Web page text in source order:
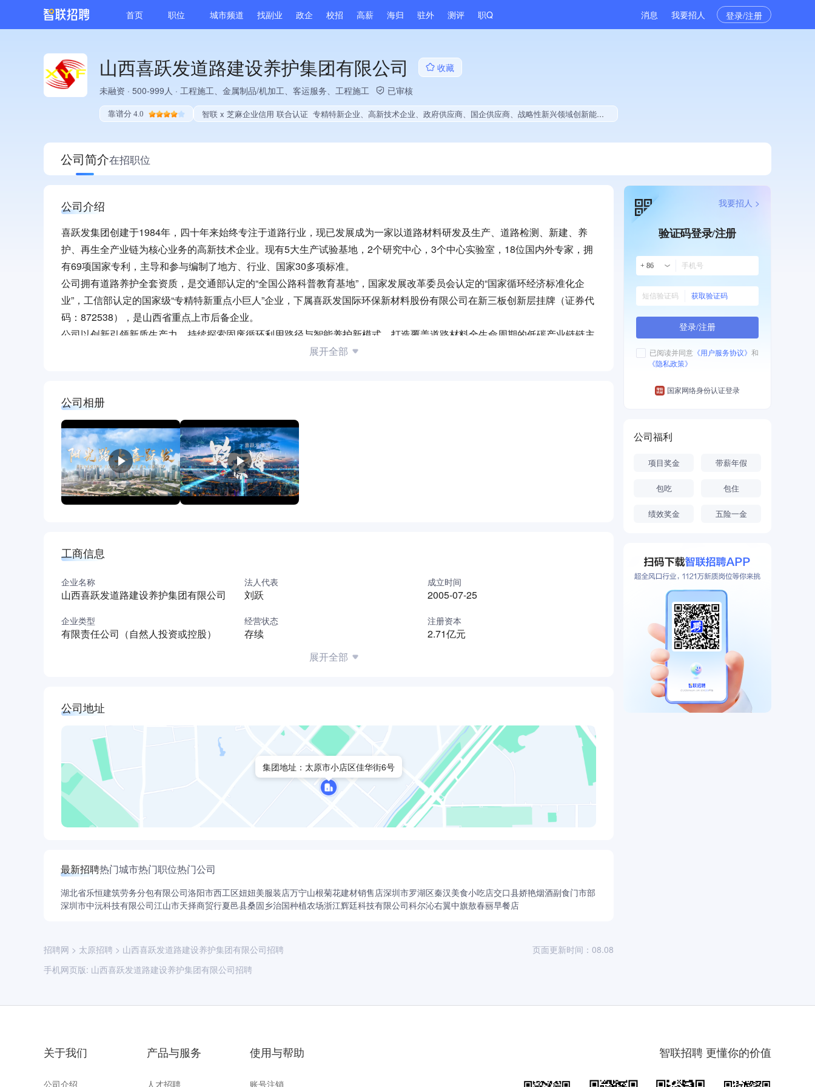
首页 职位 城市频道 找副业 政企 校招 高薪 海归 驻外 测评 职Q 消息 我要招人 登录/注册
山西喜跃发道路建设养护集团有限公司
收藏
未融资 · 500-999人 · 工程施工、金属制品/机加工、客运服务、工程施工 已审核
靠谱分 4.0 智联 x 芝麻企业信用 联合认证 专精特新企业、高新技术企业、政府供应商、国企供应商、战略性新兴领域创新能力、绝对控股6家公司、薪资水平全省同行前10%、多产业布局、拥有节能环保技术、拥有自主品牌、拥有发明专利、专利授权量同领域前50%、技术布局行业领先、经营年限全国同行前5%、集团核心成员、权威管理体系认证、大学生就业贡献、2025年公开项目中标、拥有绿色资质、拥有工艺创新能力、拥有美术作品
公司简介在招职位
公司介绍
喜跃发集团创建于1984年，四十年来始终专注于道路行业，现已发展成为一家以道路材料研发及生产、道路检测、新建、养
护、再生全产业链为核心业务的高新技术企业。现有5大生产试验基地，2个研究中心，3个中心实验室，18位国内外专家，拥
有69项国家专利，主导和参与编制了地方、行业、国家30多项标准。
公司拥有道路养护全套资质，是交通部认定的“全国公路科普教育基地”，国家发展改革委员会认定的“国家循环经济标准化企
业”，工信部认定的国家级“专精特新重点小巨人”企业，下属喜跃发国际环保新材料股份有限公司在新三板创新层挂牌（证券代
码：872538），是山西省重点上市后备企业。
公司以创新引领新质生产力，持续探索固废循环利用路径与智能养护新模式，打造覆盖道路材料全生命周期的低碳产业链链主
企业。为了实现“百厂千站”的战略版图，携手打造道路养护行业的共赢生态圈，现面向全国诚邀社会各界精英人才的加盟。
展开全部
公司相册
工商信息
企业名称
山西喜跃发道路建设养护集团有限公司
法人代表
刘跃
成立时间
2005-07-25
企业类型
有限责任公司（自然人投资或控股）
经营状态
存续
注册资本
2.71亿元
展开全部
公司地址
集团地址：太原市小店区佳华街6号
最新招聘热门城市热门职位热门公司
湖北省乐恒建筑劳务分包有限公司洛阳市西工区妞妞美服装店万宁山根菊花建材销售店深圳市罗湖区秦汉美食小吃店交口县娇艳烟酒副食门市部
深圳市中沅科技有限公司江山市天择商贸行夏邑县桑固乡治国种植农场浙江辉廷科技有限公司科尔沁右翼中旗敖春丽早餐店
招聘网 > 太原招聘 > 山西喜跃发道路建设养护集团有限公司招聘
手机网页版: 山西喜跃发道路建设养护集团有限公司招聘
页面更新时间：08.08
验证码登录/注册
+ 86
获取验证码
登录/注册
已阅读并同意 《用户服务协议》 和
《隐私政策》
国家网络身份认证登录
我要招人 >
公司福利
项目奖金 带薪年假
包吃 包住
绩效奖金 五险一金
关于我们
公司介绍
产品与服务
人才招聘
使用与帮助
账号注销
智联招聘 更懂你的价值